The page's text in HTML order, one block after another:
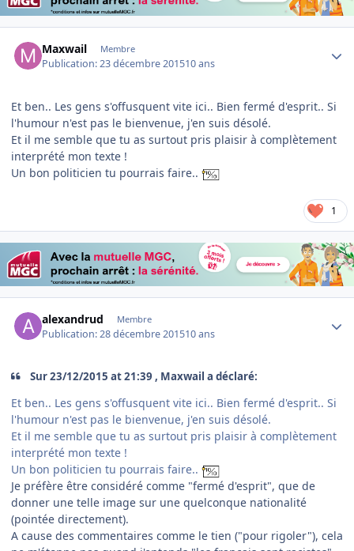
Maxwail Membre
Publication:23 décembre 201510 ans
Et ben.. Les gens s'offusquent vite ici.. Bien fermé d'esprit.. Si
l'humour n'est pas le bienvenue, j'en suis désolé.
Et il me semble que tu as surtout pris plaisir à complètement
interprété mon texte !
Un bon politicien tu pourrais faire..
1
alexandrud Membre
Publication:28 décembre 201510 ans
Sur 23/12/2015 at 21:39 , Maxwail a déclaré:
Et ben.. Les gens s'offusquent vite ici.. Bien fermé d'esprit.. Si
l'humour n'est pas le bienvenue, j'en suis désolé.
Et il me semble que tu as surtout pris plaisir à complètement
interprété mon texte !
Un bon politicien tu pourrais faire..
Je préfère être considéré comme "fermé d'esprit", que de
donner une telle image sur une quelconque nationalité
(pointée directement).
A cause des commentaires comme le tien ("pour rigoler"), cela